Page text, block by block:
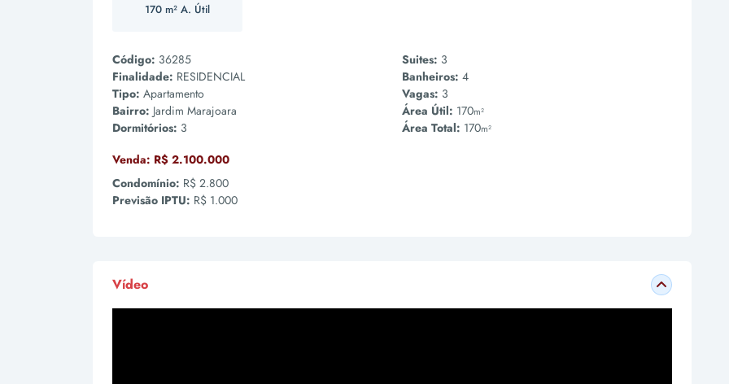
170 m² A. Útil
Código: 36285
Finalidade: RESIDENCIAL
Tipo: Apartamento
Bairro: Jardim Marajoara
Dormitórios: 3
Suites: 3
Banheiros: 4
Vagas: 3
Área Útil: 170m²
Área Total: 170m²
Venda: R$ 2.100.000
Condomínio: R$ 2.800
Previsão IPTU: R$ 1.000
Vídeo